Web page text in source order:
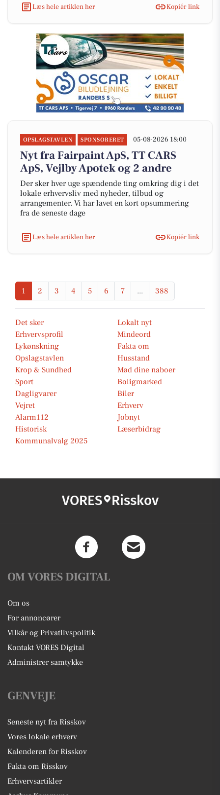
Læs hele artiklen her Kopiér link
OPSLAGSTAVLEN SPONSORERET 05-08-2026 18:00
Nyt fra Fairpaint ApS, TT CARS
ApS, Vejlby Apotek og 2 andre
Der sker hver uge spændende ting omkring dig i det
lokale erhvervsliv med nyheder, tilbud og
arrangementer. Vi har lavet en kort opsummering
fra de seneste dage
Læs hele artiklen her Kopiér link
1 2 3 4 5 6 7 ... 388
Det sker
Lokalt nyt
Erhvervsprofil
Mindeord
Lykønskning
Fakta om
Opslagstavlen
Husstand
Krop & Sundhed
Mød dine naboer
Sport
Boligmarked
Dagligvarer
Biler
Vejret
Erhverv
Alarm112
Jobnyt
Historisk
Læserbidrag
Kommunalvalg 2025
VORES Risskov
OM VORES DIGITAL
Om os
For annoncører
Vilkår og Privatlivspolitik
Kontakt VORES Digital
Administrer samtykke
GENVEJE
Seneste nyt fra Risskov
Vores lokale erhverv
Kalenderen for Risskov
Fakta om Risskov
Erhvervsartikler